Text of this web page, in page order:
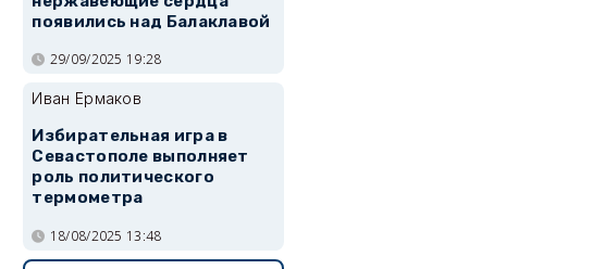
появились над Балаклавой
29/09/2025 19:28
Иван Ермаков
Избирательная игра в
Севастополе выполняет
роль политического
термометра
18/08/2025 13:48